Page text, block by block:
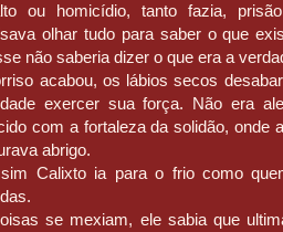
ou homicídio, tanto fazia,
olhar tudo para saber o que
não saberia dizer o que era a
acabou, os lábios secos
exercer sua força. Não era
com a fortaleza da solidão, onde
abrigo.
Calixto ia para o frio como
se mexiam, ele sabia que